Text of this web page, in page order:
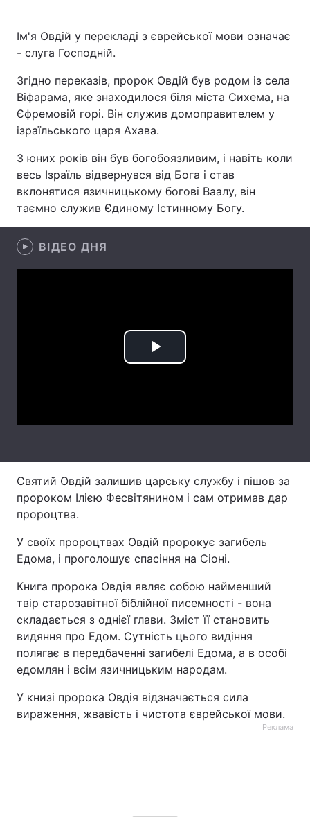
Україна Політика
Економіка Світ
Спорт
Техно і зв'язок Лайт
Туризм
Погода
Відео з Youtube Статті
Інтерв'ю Думки
Архів
Контакти
Послуги
Ім'я Овдій у перекладі з єврейської мови означає
- слуга Господній.
Згідно переказів, пророк Овдій був родом із села
Віфарама, яке знаходилося біля міста Сихема, на
Єфремовій горі. Він служив домоправителем у
ізраїльського царя Ахава.
З юних років він був богобоязливим, і навіть коли
весь Ізраїль відвернувся від Бога і став
вклонятися язичницькому богові Ваалу, він
таємно служив Єдиному Істинному Богу.
ВІДЕО ДНЯ
Play
Святий Овдій залишив царську службу і пішов за
пророком Ілією Фесвітянином і сам отримав дар
пророцтва.
У своїх пророцтвах Овдій пророкує загибель
Едома, і проголошує спасіння на Сіоні.
Книга пророка Овдія являє собою найменший
твір старозавітної біблійної писемності - вона
складається з однієї глави. Зміст її становить
видяння про Едом. Сутність цього видіння
полягає в передбаченні загибелі Едома, а в особі
едомлян і всім язичницьким народам.
У книзі пророка Овдія відзначається сила
вираження, жвавість і чистота єврейської мови.
Реклама